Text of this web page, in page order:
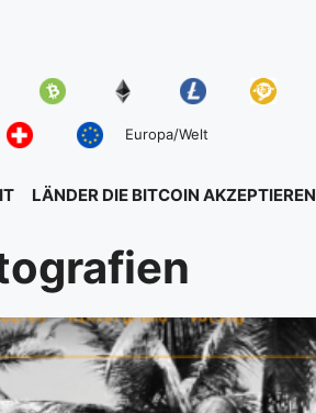
Europa/Welt
LÄNDER DIE BITCOIN AKZEPTIEREN